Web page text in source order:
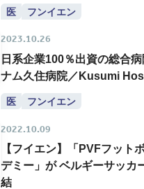
医 フンイエン
2023.10.26
日系企業100％出資の総合病
ナム久住病院／Kusumi
医 フンイエン
2022.10.09
【フイエン】「PVFフット
デミー」が ベルギーサッカ
結